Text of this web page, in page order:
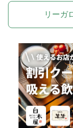
リーガ